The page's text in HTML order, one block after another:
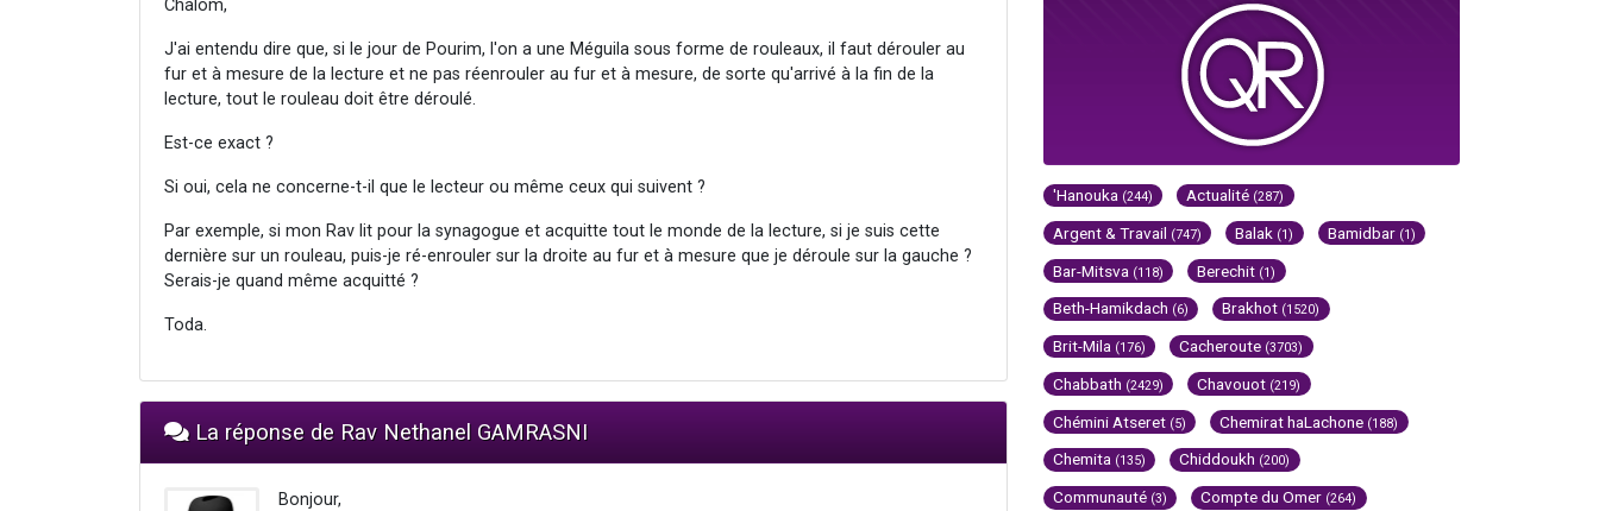
Chalom,
J'ai entendu dire que, si le jour de Pourim, l'on a une Méguila sous forme de rouleaux, il faut dérouler au
fur et à mesure de la lecture et ne pas réenrouler au fur et à mesure, de sorte qu'arrivé à la fin de la
lecture, tout le rouleau doit être déroulé.
Est-ce exact ?
Si oui, cela ne concerne-t-il que le lecteur ou même ceux qui suivent ?
Par exemple, si mon Rav lit pour la synagogue et acquitte tout le monde de la lecture, si je suis cette
dernière sur un rouleau, puis-je ré-enrouler sur la droite au fur et à mesure que je déroule sur la gauche ?
Serais-je quand même acquitté ?
Toda.
La réponse de Rav Nethanel GAMRASNI
Bonjour,
'Hanouka (244) Actualité (287)
Argent & Travail (747) Balak (1) Bamidbar (1)
Bar-Mitsva (118) Berechit (1)
Beth-Hamikdach (6) Brakhot (1520)
Brit-Mila (176) Cacheroute (3703)
Chabbath (2429) Chavouot (219)
Chémini Atseret (5) Chemirat haLachone (188)
Chemita (135) Chiddoukh (200)
Communauté (3) Compte du Omer (264)